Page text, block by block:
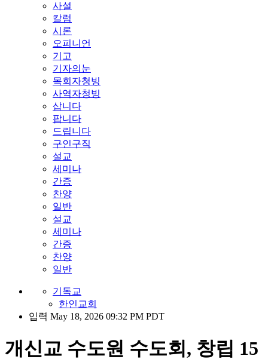
사설
칼럼
시론
오피니언
기고
기자의눈
목회자청빙
사역자청빙
삽니다
팝니다
드립니다
구인구직
설교
세미나
간증
찬양
일반
설교
세미나
간증
찬양
일반
기독교
한인교회
입력 May 18, 2026 09:32 PM PDT
개신교 수도원 수도회, 창립 15